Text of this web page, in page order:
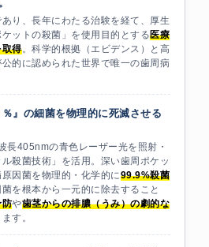
り、長年にわたる治験を経て、厚生
ットの殺菌」を使用目的とする医療
取得。科学的根拠（エビデンス）と高
的に認められた世界で唯一の歯周病
』の細菌を物理的に死滅させる
長405nmの青色レーザー光を照射・
殺菌技術」を活用。深い歯周ポケッ
因菌を物理的・化学的に99.9%殺菌
を根本から一元的に除去すること
防や歯茎からの排膿（うみ）の劇的な
す。